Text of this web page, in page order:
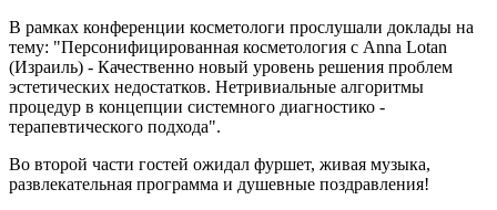
В рамках конференции косметологи прослушали доклады на
тему: "Персонифицированная косметология с Anna Lotan
(Израиль) - Качественно новый уровень решения проблем
эстетических недостатков. Нетривиальные алгоритмы
процедур в концепции системного диагностико -
терапевтического подхода".
Во второй части гостей ожидал фуршет, живая музыка,
развлекательная программа и душевные поздравления!